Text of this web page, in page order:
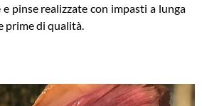
e pinse realizzate con impasti a lunga
prime di qualità.